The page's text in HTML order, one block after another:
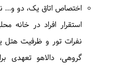
اختصاص اتاق یک، دو و...
استقرار افراد در خانه
نفرات تور و ظرفیت هتل
گروهی، دالاهو تعهدی